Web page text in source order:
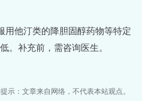
用他汀类的降胆固醇药物等特定
。补充前，需咨询医生。
示：文章来自网络，不代表本站观点。